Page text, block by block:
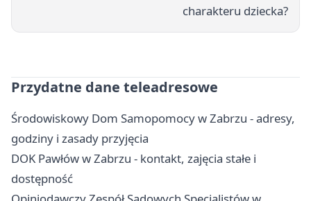
charakteru dziecka?
Przydatne dane teleadresowe
Środowiskowy Dom Samopomocy w Zabrzu - adresy,
godziny i zasady przyjęcia
DOK Pawłów w Zabrzu - kontakt, zajęcia stałe i
dostępność